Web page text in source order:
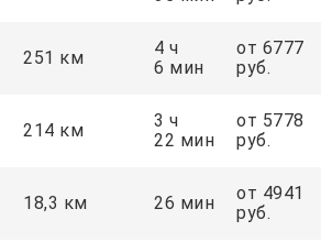
251 км
4 ч
6 мин
от 6777
руб.
214 км
3 ч
22 мин
от 5778
руб.
18,3 км 26 мин
от 4941
руб.